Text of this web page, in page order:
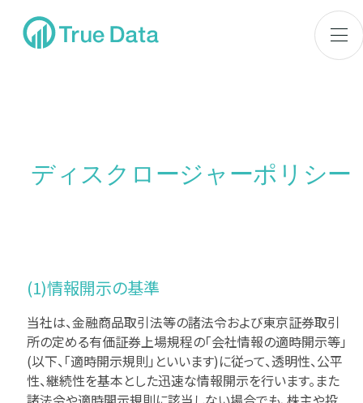
ディスクロージャーポリシー
(1)情報開示の基準
当社は、金融商品取引法等の諸法令および東京証券取引
所の定める有価証券上場規程の「会社情報の適時開示等」
(以下、「適時開示規則」といいます)に従って、透明性、公平
性、継続性を基本とした迅速な情報開示を行います。また